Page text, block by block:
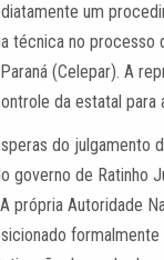
um
técnica no processo
(Celepar). A
da estatal para
do julgamento
governo de Ratinho
própria Autoridade